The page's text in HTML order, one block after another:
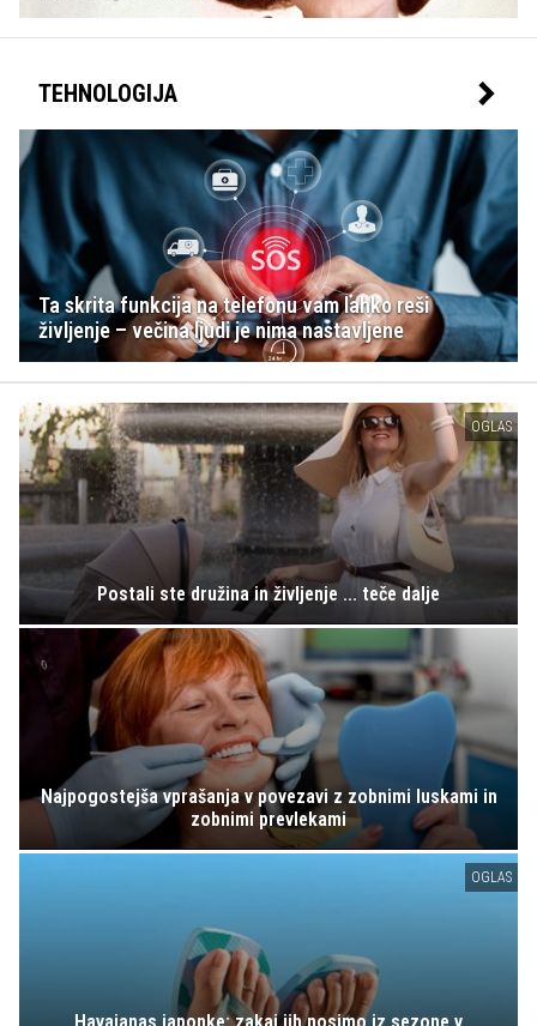
TEHNOLOGIJA
Ta skrita funkcija na telefonu vam lahko reši
življenje – večina ljudi je nima nastavljene
OGLAS
Postali ste družina in življenje ... teče dalje
Najpogostejša vprašanja v povezavi z zobnimi luskami in
zobnimi prevlekami
OGLAS
Havaianas japonke: zakaj jih nosimo iz sezone v